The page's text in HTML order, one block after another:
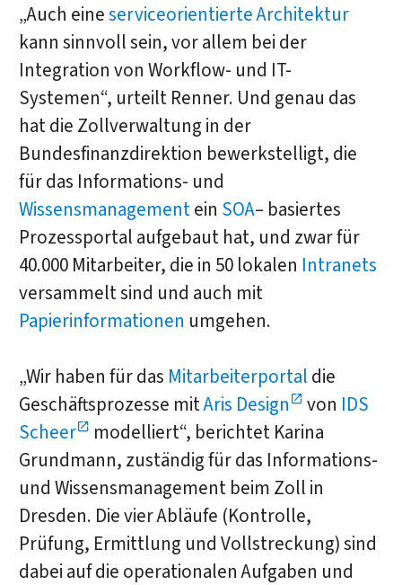
„Auch eineserviceorientierte Architektur
kann sinnvoll sein, vor allem bei der
Integration von Workflow- und IT-
Systemen“, urteilt Renner. Und genau das
hat die Zollverwaltung in der
Bundesfinanzdirektion bewerkstelligt, die
für das Informations- und
Wissensmanagementein SOA– basiertes
Prozessportal aufgebaut hat, und zwar für
40.000 Mitarbeiter, die in 50 lokalen Intranets
versammelt sind und auch mit
Papierinformationen umgehen.
„Wir haben für das Mitarbeiterportal die
Geschäftsprozesse mitAris Design von IDS
Scheer
modelliert“, berichtet Karina
Grundmann, zuständig für das Informations-
und Wissensmanagement beim Zoll in
Dresden. Die vier Abläufe (Kontrolle,
Prüfung, Ermittlung und Vollstreckung) sind
dabei auf die operationalen Aufgaben und